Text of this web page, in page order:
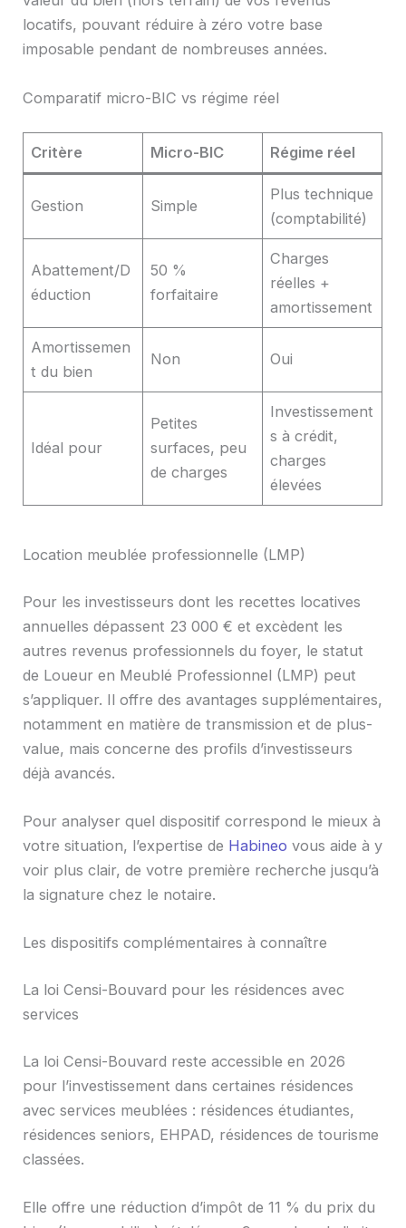
locatifs, pouvant réduire à zéro votre base
imposable pendant de nombreuses années.
Comparatif micro-BIC vs régime réel
Critère Micro-BIC Régime réel
Gestion Simple
Plus technique
(comptabilité)
Abattement/D
éduction
50 %
forfaitaire
Charges
réelles +
amortissement
Amortissemen
t du bien
Non Oui
Idéal pour
Petites
surfaces, peu
de charges
Investissement
s à crédit,
charges
élevées
Location meublée professionnelle (LMP)
Pour les investisseurs dont les recettes locatives
annuelles dépassent 23 000 € et excèdent les
autres revenus professionnels du foyer, le statut
de Loueur en Meublé Professionnel (LMP) peut
s’appliquer. Il offre des avantages supplémentaires,
notamment en matière de transmission et de plus-
value, mais concerne des profils d’investisseurs
déjà avancés.
Pour analyser quel dispositif correspond le mieux à
votre situation, l’expertise de Habineo vous aide à y
voir plus clair, de votre première recherche jusqu’à
la signature chez le notaire.
Les dispositifs complémentaires à connaître
La loi Censi-Bouvard pour les résidences avec
services
La loi Censi-Bouvard reste accessible en 2026
pour l’investissement dans certaines résidences
avec services meublées : résidences étudiantes,
résidences seniors, EHPAD, résidences de tourisme
classées.
Elle offre une réduction d’impôt de 11 % du prix du